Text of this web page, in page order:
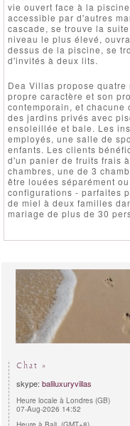
vie ouvert face à la
accessible par d'autres
cascade, se trouve la
niveau le plus élevé,
dessus de la piscine, se
d'invités à deux lits.
Dea Villas propose
propre caractère et son
contemporain, et
des jardins privés avec
ensoleillée et bale. Les
employés, une salle de
enfants. Les clients
d'un panier de fruits frais
chambres, une de 3
être louées séparément
configurations - parfaites
de miel à deux familles
mariage de plus de 30
Chat »
skype: baliluxuryvillas
Heure locale à Londres (GB)
07-Aug-2026 14:52